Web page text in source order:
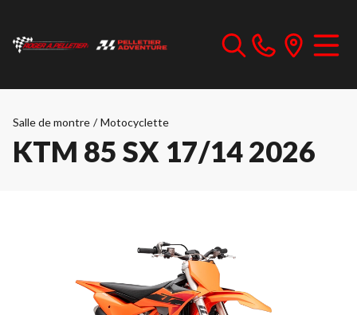
Salle de montre / Motocyclette
KTM 85 SX 17/14 2026